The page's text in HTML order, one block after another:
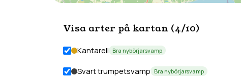
Visa arter på kartan (4/10)
Kantarell Bra nybörjarsvamp
Svart trumpetsvamp Bra nybörjarsvamp